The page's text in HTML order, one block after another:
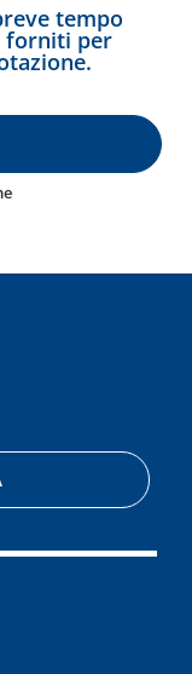
tempo
forniti per